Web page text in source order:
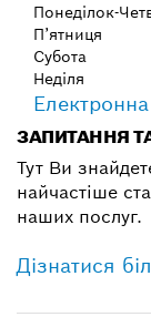
Понеділок-
П’ятниця
Субота
Неділя
ЗАПИТАННЯ
Тут Ви
найчастіше
наших послуг.
Дізнатися